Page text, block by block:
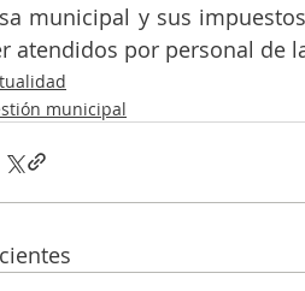
municipal y sus
atendidos por personal de
municipal